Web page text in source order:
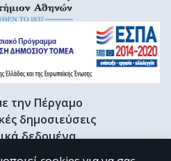
την Πέργαμο
δημοσιεύσεις
δεδομένα
& Γκρίζα βιβλιογραφία